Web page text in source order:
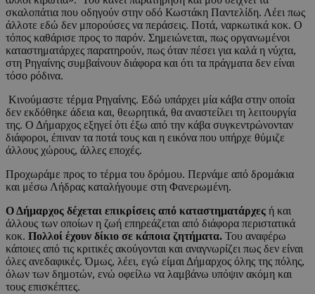
σκαλοπάτια που οδηγούν στην οδό Κωστάκη Παντελίδη. Λέει πως
άλλοτε εδώ δεν μπορούσες να περάσεις. Ποτά, ναρκωτικά κοκ. Ο
τόπος καθάρισε προς το παρόν. Σημειώνεται, πως οργανωμένοι
καταστηματάρχες παρατηρούν, πως όταν πέσει για καλά η νύχτα,
στη Ρηγαίνης συμβαίνουν διάφορα και ότι τα πράγματα δεν είναι
τόσο ρόδινα.
Κινούμαστε τέρμα Ρηγαίνης. Εδώ υπάρχει μία κάβα στην οποία
δεν εκδόθηκε άδεια και, θεωρητικά, θα αναστείλει τη λειτουργία
της. Ο Δήμαρχος εξηγεί ότι έξω από την κάβα συγκεντρώνονταν
διάφοροι, έπιναν τα ποτά τους και η εικόνα που υπήρχε θύμιζε
άλλους χώρους, άλλες εποχές.
Προχωράμε προς το τέρμα του δρόμου. Περνάμε από δρομάκια
και μέσω Λήδρας καταλήγουμε στη Φανερωμένη.
Ο Δήμαρχος δέχεται επικρίσεις από καταστηματάρχες ή και
άλλους των οποίων η ζωή επηρεάζεται από διάφορα περιστατικά
κοκ. Πολλοί έχουν δίκιο σε κάποια ζητήματα. Του αναφέρω
κάποιες από τις κριτικές ακούγονται και αναγνωρίζει πως δεν είναι
όλες ανεδαφικές. Όμως, λέει, εγώ είμαι Δήμαρχος όλης της πόλης,
όλων των δημοτών, ενώ οφείλω να λαμβάνω υπόψιν ακόμη και
τους επισκέπτες.